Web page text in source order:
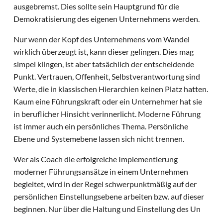
ausgebremst. Dies sollte sein Hauptgrund für die
Demokratisierung des eigenen Unternehmens werden.
Nur wenn der Kopf des Unternehmens vom Wandel
wirklich überzeugt ist, kann dieser gelingen. Dies mag
simpel klingen, ist aber tatsächlich der entscheidende
Punkt. Vertrauen, Offenheit, Selbstverantwortung sind
Werte, die in klassischen Hierarchien keinen Platz hatten.
Kaum eine Führungskraft oder ein Unternehmer hat sie
in beruflicher Hinsicht verinnerlicht. Moderne Führung
ist immer auch ein persönliches Thema. Persönliche
Ebene und Systemebene lassen sich nicht trennen.
Wer als Coach die erfolgreiche Implementierung
moderner Führungsansätze in einem Unternehmen
begleitet, wird in der Regel schwerpunktmäßig auf der
persönlichen Einstellungsebene arbeiten bzw. auf dieser
beginnen. Nur über die Haltung und Einstellung des Un